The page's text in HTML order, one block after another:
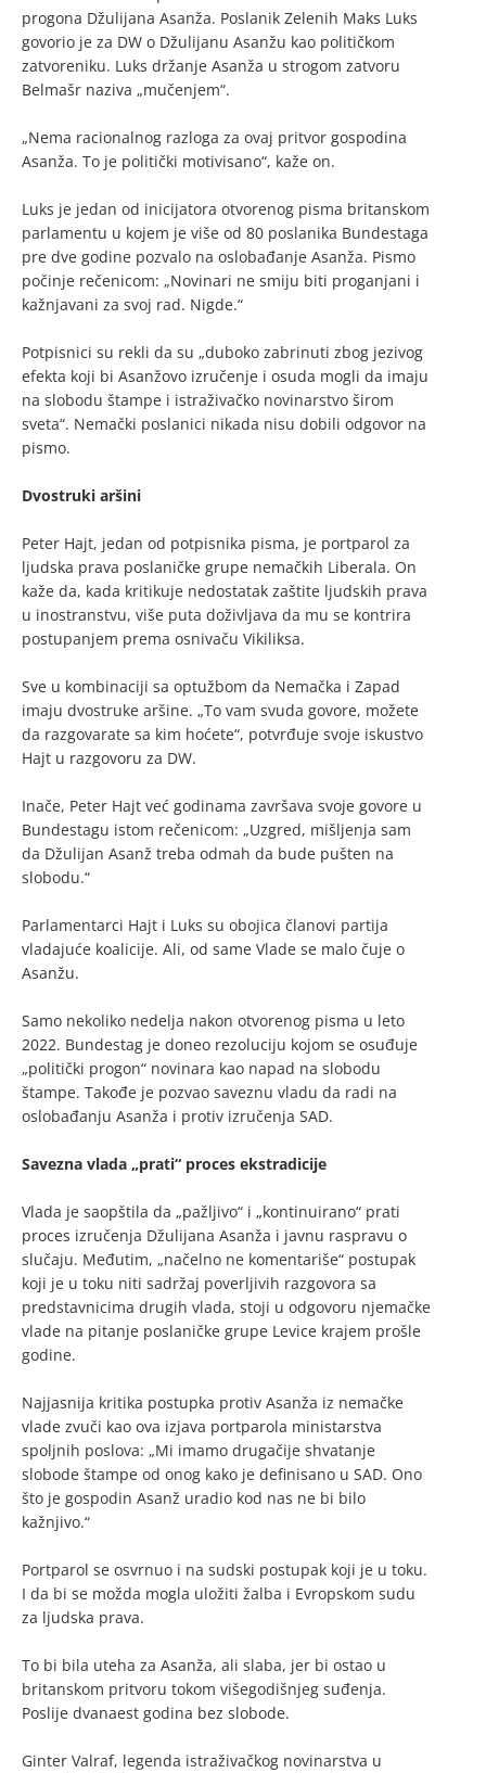
progona Džulijana Asanža. Poslanik Zelenih Maks Luks
govorio je za DW o Džulijanu Asanžu kao političkom
zatvoreniku. Luks držanje Asanža u strogom zatvoru
Belmašr naziva „mučenjem“.
„Nema racionalnog razloga za ovaj pritvor gospodina
Asanža. To je politički motivisano“, kaže on.
Luks je jedan od inicijatora otvorenog pisma britanskom
parlamentu u kojem je više od 80 poslanika Bundestaga
pre dve godine pozvalo na oslobađanje Asanža. Pismo
počinje rečenicom: „Novinari ne smiju biti proganjani i
kažnjavani za svoj rad. Nigde.“
Potpisnici su rekli da su „duboko zabrinuti zbog jezivog
efekta koji bi Asanžovo izručenje i osuda mogli da imaju
na slobodu štampe i istraživačko novinarstvo širom
sveta“. Nemački poslanici nikada nisu dobili odgovor na
pismo.
Dvostruki aršini
Peter Hajt, jedan od potpisnika pisma, je portparol za
ljudska prava poslaničke grupe nemačkih Liberala. On
kaže da, kada kritikuje nedostatak zaštite ljudskih prava
u inostranstvu, više puta doživljava da mu se kontrira
postupanjem prema osnivaču Vikiliksa.
Sve u kombinaciji sa optužbom da Nemačka i Zapad
imaju dvostruke aršine. „To vam svuda govore, možete
da razgovarate sa kim hoćete“, potvrđuje svoje iskustvo
Hajt u razgovoru za DW.
Inače, Peter Hajt već godinama završava svoje govore u
Bundestagu istom rečenicom: „Uzgred, mišljenja sam
da Džulijan Asanž treba odmah da bude pušten na
slobodu.“
Parlamentarci Hajt i Luks su obojica članovi partija
vladajuće koalicije. Ali, od same Vlade se malo čuje o
Asanžu.
Samo nekoliko nedelja nakon otvorenog pisma u leto
2022. Bundestag je doneo rezoluciju kojom se osuđuje
„politički progon“ novinara kao napad na slobodu
štampe. Takođe je pozvao saveznu vladu da radi na
oslobađanju Asanža i protiv izručenja SAD.
Savezna vlada „prati“ proces ekstradicije
Vlada je saopštila da „pažljivo“ i „kontinuirano“ prati
proces izručenja Džulijana Asanža i javnu raspravu o
slučaju. Međutim, „načelno ne komentariše“ postupak
koji je u toku niti sadržaj poverljivih razgovora sa
predstavnicima drugih vlada, stoji u odgovoru njemačke
vlade na pitanje poslaničke grupe Levice krajem prošle
godine.
Najjasnija kritika postupka protiv Asanža iz nemačke
vlade zvuči kao ova izjava portparola ministarstva
spoljnih poslova: „Mi imamo drugačije shvatanje
slobode štampe od onog kako je definisano u SAD. Ono
što je gospodin Asanž uradio kod nas ne bi bilo
kažnjivo.“
Portparol se osvrnuo i na sudski postupak koji je u toku.
I da bi se možda mogla uložiti žalba i Evropskom sudu
za ljudska prava.
To bi bila uteha za Asanža, ali slaba, jer bi ostao u
britanskom pritvoru tokom višegodišnjeg suđenja.
Poslije dvanaest godina bez slobode.
Ginter Valraf, legenda istraživačkog novinarstva u